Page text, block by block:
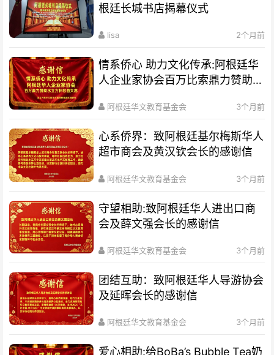
根廷长城书店揭幕仪式
lisa 2个月前
情系侨心 助力文化传承:阿根廷华
人企业家协会百万比索鼎力赞助水
阿根廷华文教育基金会 3个月前
心系侨界​：致阿根廷基尔梅斯华人
超市商会及黄汉钦会长的感谢信
阿根廷华文教育基金会 3个月前
守望相助:致阿根廷华人进出口商
会及薛文强会长的感谢信
阿根廷华文教育基金会 3个月前
团结互助：致阿根廷华人导游协会
及延晖会长的感谢信
阿根廷华文教育基金会 3个月前
爱心相助:给BoBa’s Bubble Tea奶